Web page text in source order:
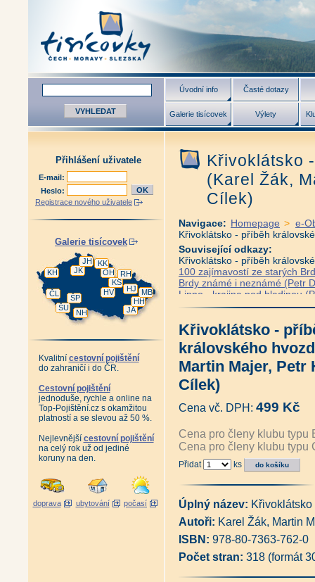
Úvodní info Časté dotazy
Galerie tisícovek Výlety
Přihlášení uživatele
E-mail:
Heslo:
Registrace nového uživatele
Galerie tisícovek
JA
HH
MB
HJ
HV
NH
KS
RH
ŠP
ŠU
OH
JK
KK
ČL
JH
KH
Kvalitní cestovní pojištění
do zahraničí i do ČR.
Cestovní pojištění
jednoduše, rychle a online na
Top-Pojištění.cz s okamžitou
platností a se slevou až 50 %.
Nejlevnější cestovní pojištění
na celý rok už od jediné
koruny na den.
doprava ubytování počasí
Křivoklátsko
(Karel Žák,
Cílek)
Navigace: Homepage > e-
Křivoklátsko - příběh
Související odkazy:
Křivoklátsko - příběh
100 zajímavostí ze starých
Brdy známé i neznámé (Petr
Lipno - krajina pod hladinou
Seidel - fotografická paměť
Šumava a Bavorský les - 77
Tajemné stezky - Od
Toulky mezi Vltavou a
Nové toulky mezi Vltavou a
Vltavské vyhlídky (Ivan Klich)
|
Antikvariát - Šumava krásná
Baroko v Plzeňském kraji
Záhady brdských lesů (Milan
Velká kniha o malých
Podzemní Praha (Václav
Podzemní Čechy (Václav
Vysočina (Vladimír Kunc)
Krkonošské koledy (Josef
Šumava - místopisný slovník
Chráněná území ČR - Praha
Pohádka o Protržené
Geologie Jizerských hor a
Český ráj očima archeologie
Harrachov - obrázky z
Staré a památné stromy
Netradiční turistické cíle
Okolí Českých Budějovic -
Křivoklátsko -
královského
Martin Majer, Petr
Cílek)
Cena vč. DPH: 499 Kč
Cena pro členy klubu typu
Cena pro členy klubu typu
Přidat ks
Úplný název:
Autoři: Karel Žák, Martin
ISBN: 978-80-7363-762-0
Počet stran: 318 (formát